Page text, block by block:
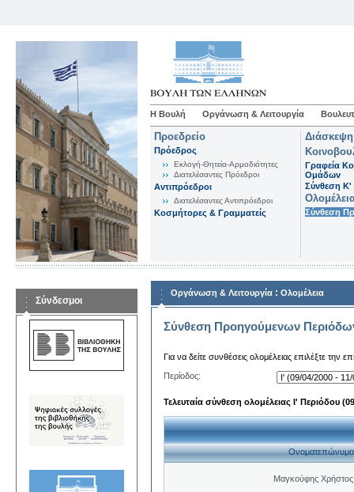
Η Βουλή Οργάνωση & Λειτουργία
Προεδρείο
Πρόεδρος
Εκλογή-Θητεία-Αρμοδιότητες
Διατελέσαντες Πρόεδροι
Αντιπρόεδροι
Διατελέσαντες Αντιπρόεδροι
Κοσμήτορες & Γραμματείς
Γραφεία
Ομάδων
Σύνθεση K'
Σύνθεση
Σύνδεσμοι
Οργάνωση & Λειτουργία : Ολομέλεια
Σύνθεση Προηγούμενων
Για να δείτε συνθέσεις ολομέλειας επιλέξτε την
Περίοδος:
Τελευταία σύνθεση ολομέλειας Ι' Περιόδου
Ονοματεπώνυμο
Μαγκούφης Χρήστος